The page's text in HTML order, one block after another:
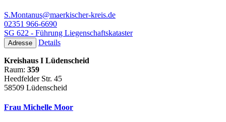
S.Montanus@maerkischer-kreis.de
02351 966-6690
SG 622 - Führung Liegenschaftskataster
Adresse Details
Kreishaus I Lüdenscheid
Raum: 359
Heedfelder Str. 45
58509 Lüdenscheid
Frau Michelle Moor